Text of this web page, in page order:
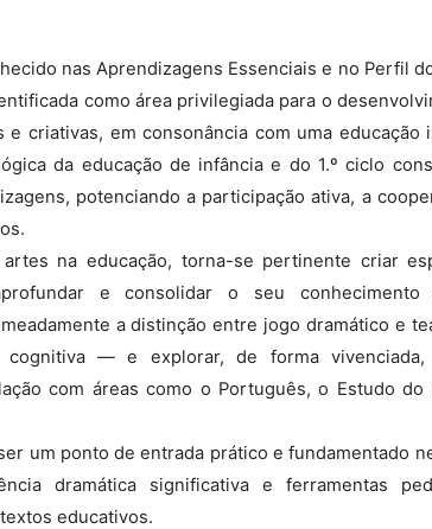
nas Aprendizagens Essenciais e no Perfil
como área privilegiada para o
criativas, em consonância com uma educação
da educação de infância e do 1.º ciclo
potenciando a participação ativa, a
na educação, torna-se pertinente criar
e consolidar o seu
a distinção entre jogo dramático e
— e explorar, de forma vivenciada,
com áreas como o Português, o Estudo do
um ponto de entrada prático e fundamentado
dramática significativa e ferramentas
educativos.